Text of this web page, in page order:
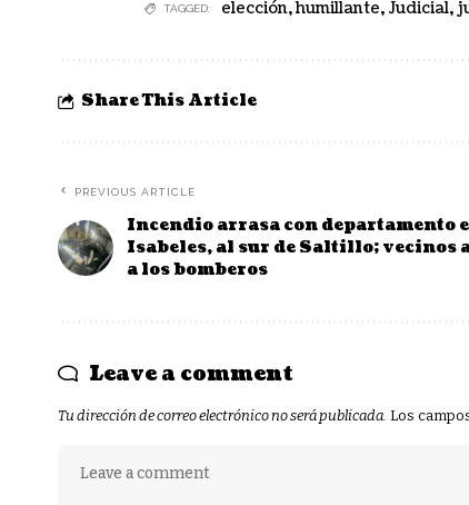
TAGGED: elección,humillante, Judicial,
Share This Article
PREVIOUS ARTICLE
Incendio arrasa con departamento
Isabeles, al sur de Saltillo; vecinos
a los bomberos
Leave a comment
Tu dirección de correo electrónico no será publicada. Los